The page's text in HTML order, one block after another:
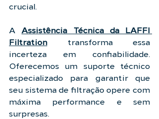
crucial.
A Assistência Técnica da LAFFI
Filtration transforma essa
incerteza em confiabilidade.
Oferecemos um suporte técnico
especializado para garantir que
seu sistema de filtração opere com
máxima performance e sem
surpresas.